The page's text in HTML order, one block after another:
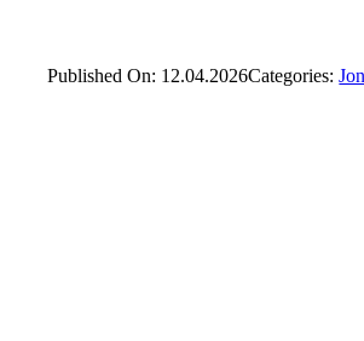
Published On: 12.04.2026Categories: